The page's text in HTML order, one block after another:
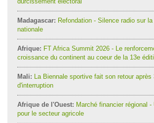
Madagascar: Refondation - Silence radio sur
nationale
Afrique: FT Africa Summit 2026 - Le
croissance du continent au coeur de la 13e
Mali: La Biennale sportive fait son retour après
d'interruption
Afrique de l'Ouest: Marché financier régional -
pour le secteur agricole